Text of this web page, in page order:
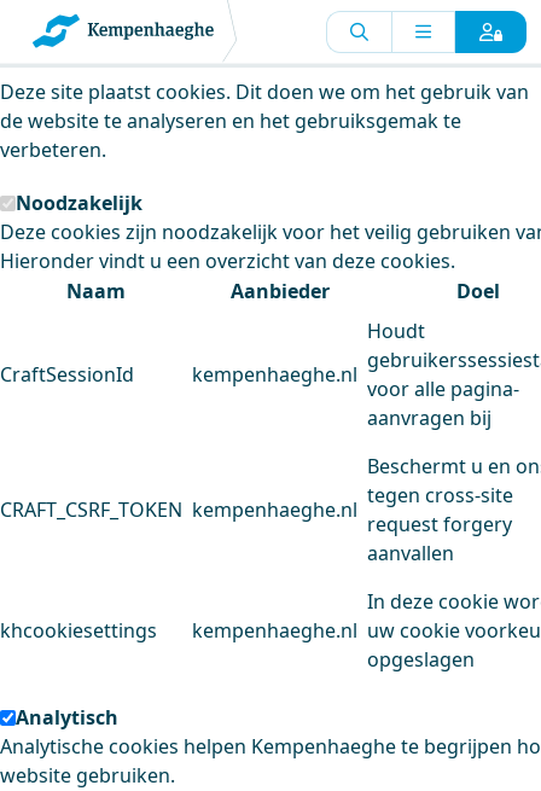
Kempenhaeghe maakt gebruik van
cookies
Deze site plaatst cookies. Dit doen we om het gebruik van
de website te analyseren en het gebruiksgemak te
verbeteren.
Noodzakelijk
Deze cookies zijn noodzakelijk voor het veilig gebruiken
Hieronder vindt u een overzicht van deze cookies.
Naam
Aanbieder Doel
CraftSessionId kempenhaeghe.nl
Houdt
voor alle pagina-
aanvragen bij
CRAFT_CSRF_TOKEN kempenhaeghe.nl
Beschermt u en
tegen cross-site
request forgery
aanvallen
khcookiesettings kempenhaeghe.nl
In deze cookie
uw cookie
opgeslagen
Analytisch
Analytische cookies helpen Kempenhaeghe te begrijpen
website gebruiken.